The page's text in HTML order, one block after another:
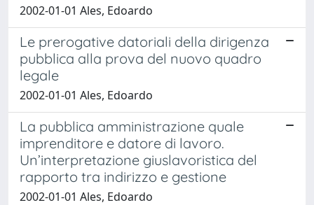
2002-01-01 Ales, Edoardo
Le prerogative datoriali della dirigenza
pubblica alla prova del nuovo quadro
legale
2002-01-01 Ales, Edoardo
La pubblica amministrazione quale
imprenditore e datore di lavoro.
Un’interpretazione giuslavoristica del
rapporto tra indirizzo e gestione
2002-01-01 Ales, Edoardo